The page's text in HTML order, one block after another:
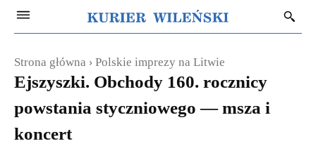
Strona główna Polskie imprezy na Litwie
Ejszyszki. Obchody 160. rocznicy
powstania styczniowego — msza i
koncert